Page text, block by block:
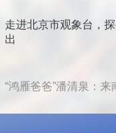
走进北京市观象台，探
出
“鸿雁爸爸”潘清泉：来